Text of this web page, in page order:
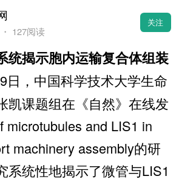
・ 127阅读
关注
统揭示胞内运输复合体组装
日，中国科学技术大学生命
凯课题组在《自然》在线发
microtubules and LIS1 in
machinery assembly的研
系统性地揭示了微管与LIS1